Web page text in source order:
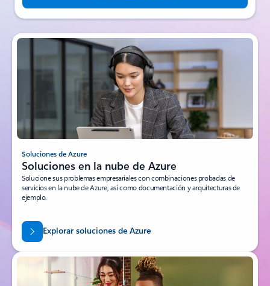
Soluciones de Azure
Soluciones en la nube de Azure
Solucione sus problemas empresariales con combinaciones probadas de
servicios en la nube de Azure, así como documentación y arquitecturas de
ejemplo.
Explorar soluciones de Azure